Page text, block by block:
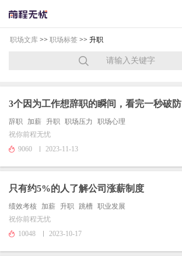
职场文库 >> 职场标签 >> 升职
3个因为工作想辞职的瞬间，看完一秒破防
辞职 加薪 升职 职场压力
职场心理
祝你前程无忧
9060
2023-11-13
只有约5%的人了解公司涨薪制度
绩效考核 加薪 升职 跳槽 职业发展
祝你前程无忧
10048
2023-10-17